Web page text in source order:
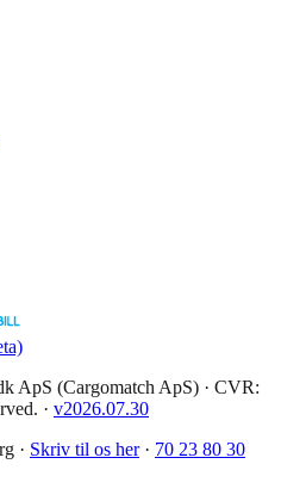
ApS (Cargomatch ApS) · CVR:
· v2026.07.30
· Skriv til os her · 70 23 80 30